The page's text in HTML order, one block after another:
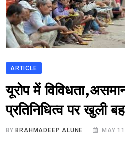
ARTICLE
यूरोप में
प्रतिनिधित्व पर खुली
BY BRAHMADEEP ALUNE MAY